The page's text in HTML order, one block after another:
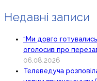
Недавні записи
“Ми довго
оголосив про
06.08.2026
Телеведуча